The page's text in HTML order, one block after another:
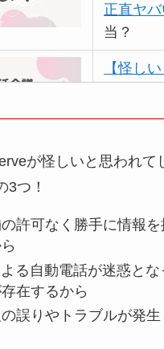
正直ヤバ
当？
【怪し
アトムク
本当？
【怪し
ミ・評判
が怪しいと思われて
3つ！
許可なく勝手に情報
る自動電話が迷惑と
在するから
誤りやトラブルが発